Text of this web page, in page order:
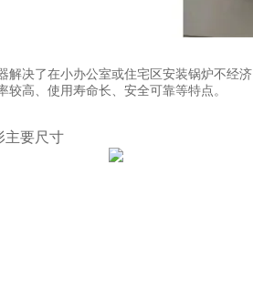
解决了在小办公室或住宅区安装锅炉不经
较高、使用寿命长、安全可靠等特点。
主要尺寸